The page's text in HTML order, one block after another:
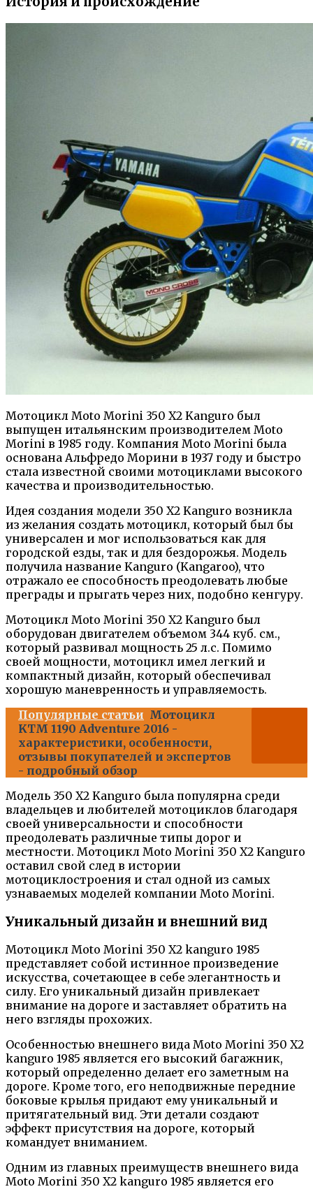
Мотоцикл Moto Morini 350 X2 Kanguro был
выпущен итальянским производителем Moto
Morini в 1985 году. Компания Moto Morini была
основана Альфредо Морини в 1937 году и быстро
стала известной своими мотоциклами высокого
качества и производительностью.
Идея создания модели 350 X2 Kanguro возникла
из желания создать мотоцикл, который был бы
универсален и мог использоваться как для
городской езды, так и для бездорожья. Модель
получила название Kanguro (Kangaroo), что
отражало ее способность преодолевать любые
преграды и прыгать через них, подобно кенгуру.
Мотоцикл Moto Morini 350 X2 Kanguro был
оборудован двигателем объемом 344 куб. см.,
который развивал мощность 25 л.с. Помимо
своей мощности, мотоцикл имел легкий и
компактный дизайн, который обеспечивал
хорошую маневренность и управляемость.
Популярные статьи Мотоцикл
KTM 1190 Adventure 2016 -
характеристики, особенности,
отзывы покупателей и экспертов
- подробный обзор
Модель 350 X2 Kanguro была популярна среди
владельцев и любителей мотоциклов благодаря
своей универсальности и способности
преодолевать различные типы дорог и
местности. Мотоцикл Moto Morini 350 X2 Kanguro
оставил свой след в истории
мотоциклостроения и стал одной из самых
узнаваемых моделей компании Moto Morini.
Уникальный дизайн и внешний вид
Мотоцикл Moto Morini 350 X2 kanguro 1985
представляет собой истинное произведение
искусства, сочетающее в себе элегантность и
силу. Его уникальный дизайн привлекает
внимание на дороге и заставляет обратить на
него взгляды прохожих.
Особенностью внешнего вида Moto Morini 350 X2
kanguro 1985 является его высокий багажник,
который определенно делает его заметным на
дороге. Кроме того, его неподвижные передние
боковые крылья придают ему уникальный и
притягательный вид. Эти детали создают
эффект присутствия на дороге, который
командует вниманием.
Одним из главных преимуществ внешнего вида
Moto Morini 350 X2 kanguro 1985 является его